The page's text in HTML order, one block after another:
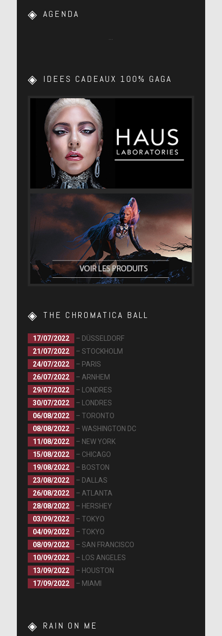
AGENDA
IDEES CADEAUX 100% GAGA
THE CHROMATICA BALL
17/07/2022
– DÜSSELDORF
21/07/2022
– STOCKHOLM
24/07/2022
– PARIS
26/07/2022
– ARNHEM
29/07/2022
– LONDRES
30/07/2022
– LONDRES
06/08/2022
– TORONTO
08/08/2022
– WASHINGTON DC
11/08/2022
– NEW YORK
15/08/2022
– CHICAGO
19/08/2022
– BOSTON
23/08/2022
– DALLAS
26/08/2022
– ATLANTA
28/08/2022
– HERSHEY
03/09/2022
– TOKYO
04/09/2022
– TOKYO
08/09/2022
– SAN FRANCISCO
10/09/2022
– LOS ANGELES
13/09/2022
– HOUSTON
17/09/2022
– MIAMI
RAIN ON ME